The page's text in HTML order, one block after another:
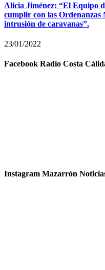
Alicia Jiménez: “El Equipo
cumplir con las
intrusión de caravanas”.
23/01/2022
Facebook Radio Costa
Instagram Mazarrón